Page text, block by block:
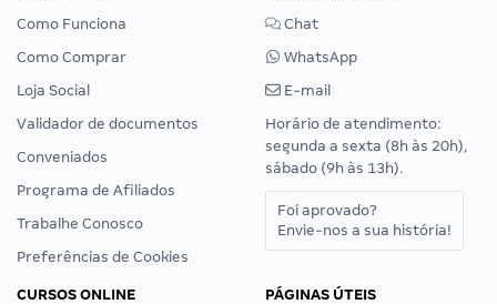
Como Funciona
Como Comprar
Loja Social
Validador de documentos
Conveniados
Programa de Afiliados
Trabalhe Conosco
Preferências de Cookies
Chat
WhatsApp
E-mail
Horário de atendimento:
segunda a sexta (8h às 20h),
sábado (9h às 13h).
Foi aprovado?
Envie-nos a sua história!
CURSOS ONLINE
PÁGINAS ÚTEIS